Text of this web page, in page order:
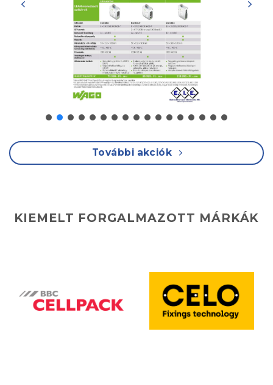
További akciók
KIEMELT FORGALMAZOTT MÁRKÁK